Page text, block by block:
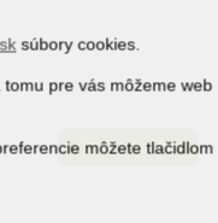
súbory cookies.
pre vás môžeme web
môžete tlačidlom
Do košíka